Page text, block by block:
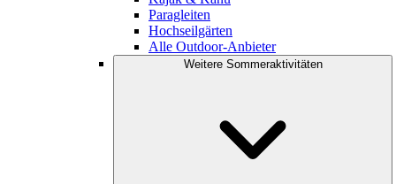
Paragleiten
Hochseilgärten
Alle Outdoor-Anbieter
Weitere Sommeraktivitäten